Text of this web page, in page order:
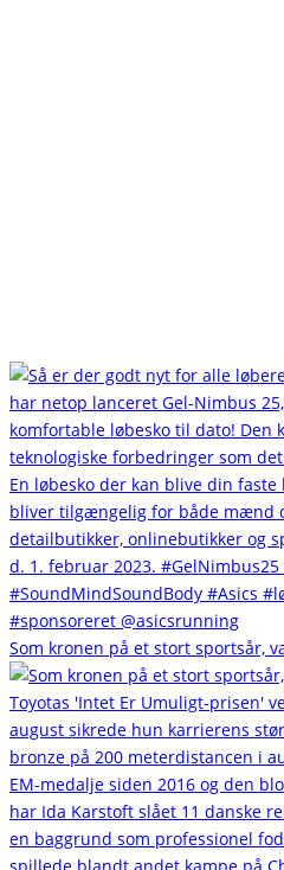
Som kronen på et stort sportsår,